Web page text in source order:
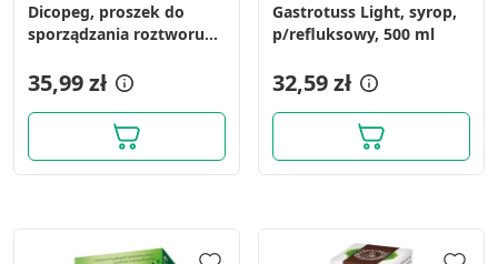
Dicopeg, proszek do
sporządzania roztworu
saszetek
35,99 zł
Gastrotuss Light, syrop,
p/refluksowy, 500 ml
32,59 zł